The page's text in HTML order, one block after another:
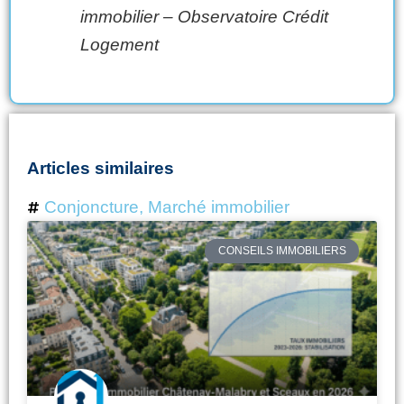
immobilier – Observatoire Crédit
Logement
Articles similaires
Conjoncture, Marché immobilier
CONSEILS IMMOBILIERS
PagePagePage Page